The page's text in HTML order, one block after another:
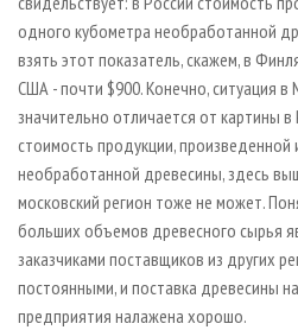
одного кубометра необработанной
взять этот показатель, скажем, в
США - почти $900. Конечно, ситуация в
значительно отличается от картины
стоимость продукции,
необработанной древесины, здесь
московский регион тоже не может.
больших объемов древесного сырья
заказчиками поставщиков из других
постоянными, и поставка древесины
предприятия налажена хорошо.